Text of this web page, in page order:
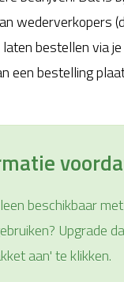
wederverkopers
bestellen via
een bestelling
beschikbaar
Upgrade
aan' te klikken.